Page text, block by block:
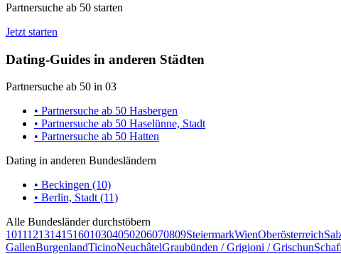
Partnersuche ab 50 starten
Jetzt starten
Dating-Guides in anderen Städten
Partnersuche ab 50 in 03
• Partnersuche ab 50 Hasbergen
• Partnersuche ab 50 Haselünne, Stadt
• Partnersuche ab 50 Hatten
Dating in anderen Bundesländern
• Beckingen (10)
• Berlin, Stadt (11)
Alle Bundesländer durchstöbern
10111213141516010304050206070809SteiermarkWienOberösterreich
GallenBurgenlandTicinoNeuchâtelGraubünden / Grigioni / Grischun